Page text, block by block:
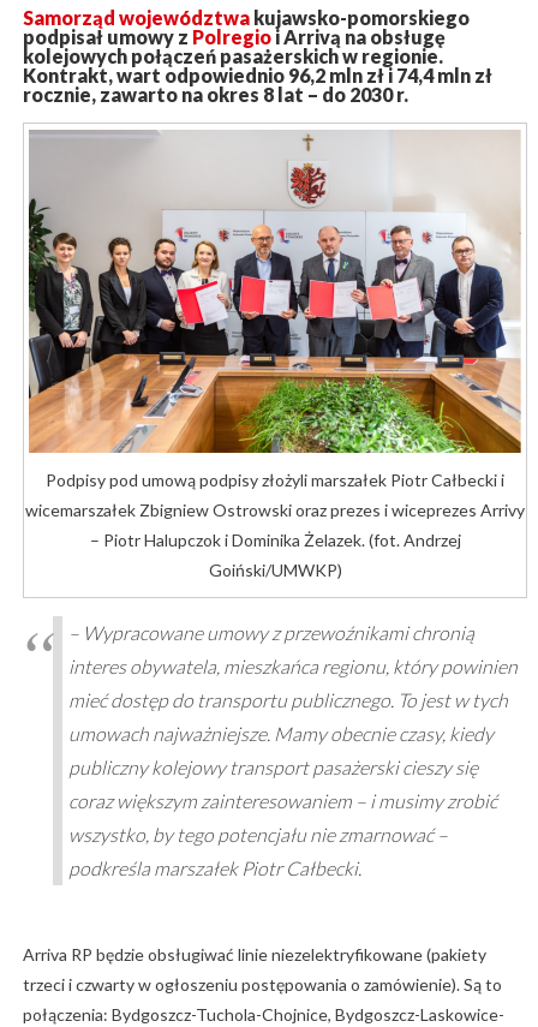
Samorząd województwakujawsko-pomorskiego
podpisał umowy z Polregioi Arrivą na obsługę
kolejowych połączeń pasażerskich w regionie.
Kontrakt, wart odpowiednio 96,2 mln zł i 74,4 mln zł
rocznie, zawarto na okres 8 lat – do 2030 r.
Podpisy pod umową podpisy złożyli marszałek Piotr Całbecki i
wicemarszałek Zbigniew Ostrowski oraz prezes i wiceprezes Arrivy
– Piotr Halupczok i Dominika Żelazek. (fot. Andrzej
Goiński/UMWKP)
– Wypracowane umowy z przewoźnikami chronią
interes obywatela, mieszkańca regionu, który powinien
mieć dostęp do transportu publicznego. To jest w tych
umowach najważniejsze. Mamy obecnie czasy, kiedy
publiczny kolejowy transport pasażerski cieszy się
coraz większym zainteresowaniem – i musimy zrobić
wszystko, by tego potencjału nie zmarnować –
podkreśla marszałek Piotr Całbecki.
Arriva RP będzie obsługiwać linie niezelektryfikowane (pakiety
trzeci i czwarty w ogłoszeniu postępowania o zamówienie). Są to
połączenia: Bydgoszcz-Tuchola-Chojnice, Bydgoszcz-Laskowice-